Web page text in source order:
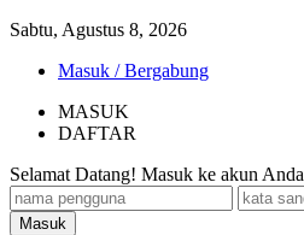
Sabtu, Agustus 8, 2026
Masuk / Bergabung
MASUK
DAFTAR
Selamat Datang! Masuk ke akun Anda